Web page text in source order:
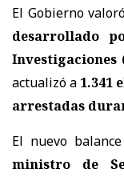
El Gobierno
desarrollado
Investigaciones
actualizó a 1.341
arrestadas
El nuevo
ministro de